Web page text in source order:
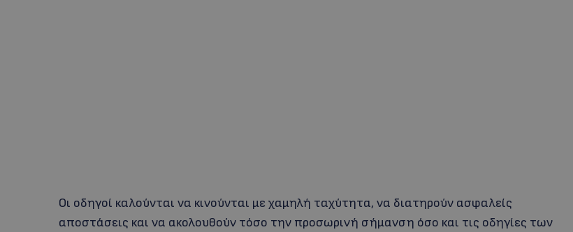
Οι οδηγοί καλούνται να κινούνται με χαμηλή ταχύτητα, να διατηρούν ασφαλείς
αποστάσεις και να ακολουθούν τόσο την προσωρινή σήμανση όσο και τις οδηγίες των